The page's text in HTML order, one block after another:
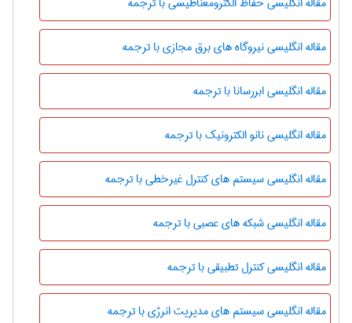
مقاله انگلیسی نیروگاه های برق مجازی با ترجمه
مقاله انگلیسی ابررسانا با ترجمه
مقاله انگلیسی نانو الکترونیک با ترجمه
مقاله انگلیسی سیستم های کنترل غیرخطی با ترجمه
مقاله انگلیسی شبکه های عصبی با ترجمه
مقاله انگلیسی کنترل تطبیقی با ترجمه
مقاله انگلیسی سیستم های مدیریت انرژی با ترجمه